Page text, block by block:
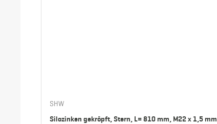
SHW
Silozinken gekröpft, Stern, L= 810 mm, M22 x 1,5 mm